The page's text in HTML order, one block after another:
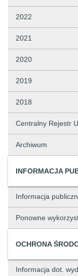
2022
2021
2020
2019
2018
Centralny Rejestr
Archiwum
INFORMACJA
Informacja
Ponowne
OCHRONA
Informacja dot.